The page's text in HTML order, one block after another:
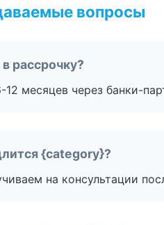
вопросы
рассрочку?
12 месяцев через банки-
{category}?
на консультации